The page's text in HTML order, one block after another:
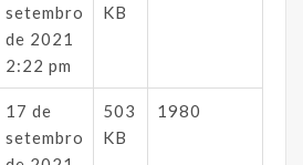
setembro
de 2021
2:22 pm
KB
17 de
setembro
503
KB
1980